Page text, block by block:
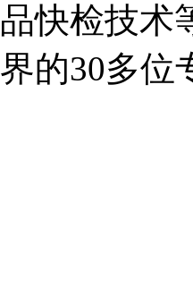
品快检技术
界的30多位